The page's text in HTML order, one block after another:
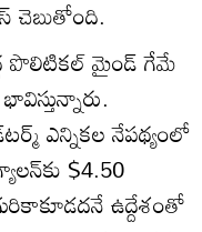
చెబుతోంది.
పొలిటికల్ మైండ్ గేమే
ఎన్నికల నేపథ్యంలో
$4.50
ఉద్దేశంతో